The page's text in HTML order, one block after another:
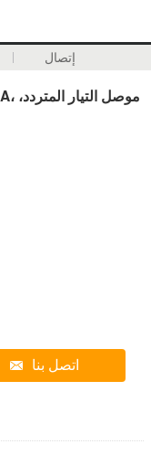
إتصال
اتصل بنا